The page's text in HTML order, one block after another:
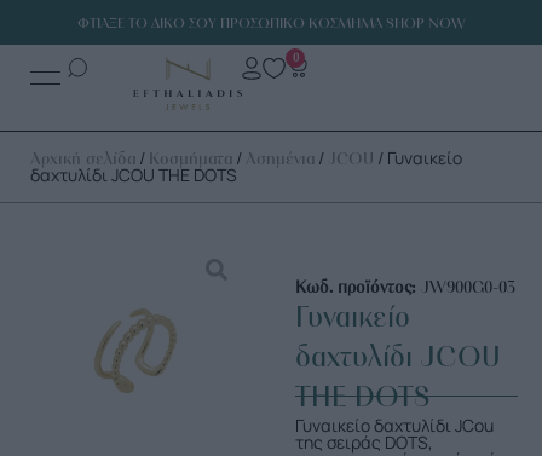
ΦΤΙΑΞΕ ΤΟ ΔΙΚΟ ΣΟΥ ΠΡΟΣΩΠΙΚΟ ΚΟΣΜΗΜΑ SHOP NOW
0
Αρχική σελίδα / Κοσμήματα / Ασημένια / JCOU / Γυναικείο
δαχτυλίδι JCOU THE DOTS
Κωδ. προϊόντος: JW900G0-03
Γυναικείο
δαχτυλίδι JCOU
THE DOTS
Γυναικείο δαχτυλίδι JCou
της σειράς DOTS,